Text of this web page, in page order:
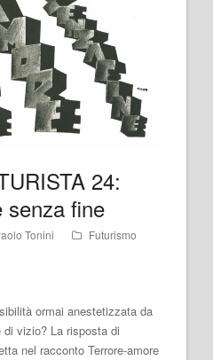
24:
senza fine
Tonini
Futurismo
ormai anestetizzata da
vizio? La risposta di
nel racconto Terrore-amore